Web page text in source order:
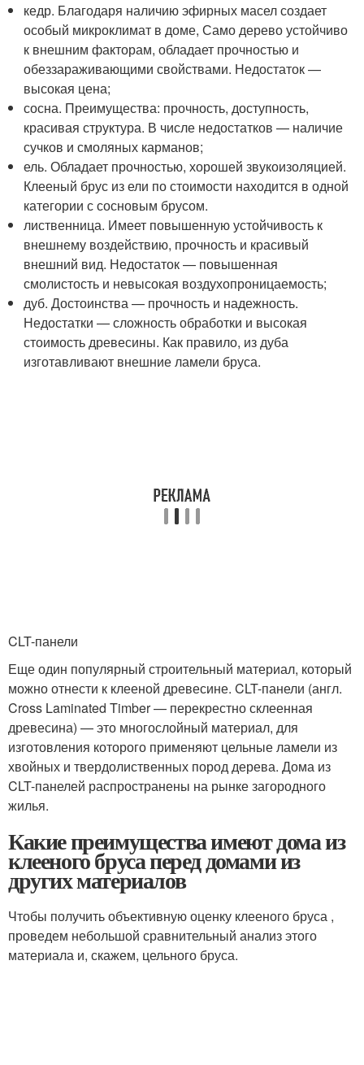
кедр. Благодаря наличию эфирных масел создает
особый микроклимат в доме, Само дерево устойчиво
к внешним факторам, обладает прочностью и
обеззараживающими свойствами. Недостаток —
высокая цена;
сосна. Преимущества: прочность, доступность,
красивая структура. В числе недостатков — наличие
сучков и смоляных карманов;
ель. Обладает прочностью, хорошей звукоизоляцией.
Клееный брус из ели по стоимости находится в одной
категории с сосновым брусом.
лиственница. Имеет повышенную устойчивость к
внешнему воздействию, прочность и красивый
внешний вид. Недостаток — повышенная
смолистость и невысокая воздухопроницаемость;
дуб. Достоинства — прочность и надежность.
Недостатки — сложность обработки и высокая
стоимость древесины. Как правило, из дуба
изготавливают внешние ламели бруса.
CLT-панели
Еще один популярный строительный материал, который
можно отнести к клееной древесине. CLT-панели (англ.
Cross Laminated Timber — перекрестно склеенная
древесина) — это многослойный материал, для
изготовления которого применяют цельные ламели из
хвойных и твердолиственных пород дерева. Дома из
CLT-панелей распространены на рынке загородного
жилья.
Какие преимущества имеют дома из
клееного бруса перед домами из
других материалов
Чтобы получить объективную оценку клееного бруса ,
проведем небольшой сравнительный анализ этого
материала и, скажем, цельного бруса.